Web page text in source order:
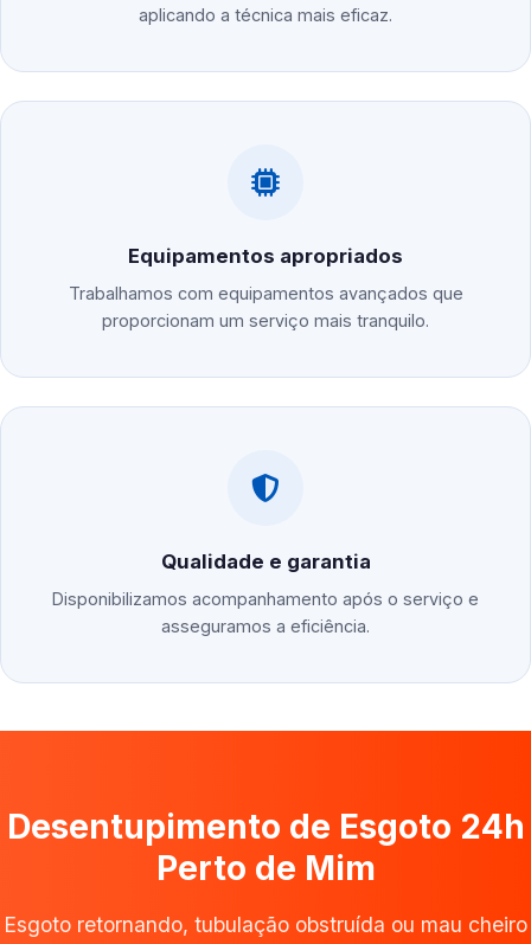
aplicando a técnica mais eficaz.
Equipamentos apropriados
Trabalhamos com equipamentos avançados que
proporcionam um serviço mais tranquilo.
Qualidade e garantia
Disponibilizamos acompanhamento após o serviço e
asseguramos a eficiência.
Desentupimento de Esgoto 24h
Perto de Mim
Esgoto retornando, tubulação obstruída ou mau cheiro